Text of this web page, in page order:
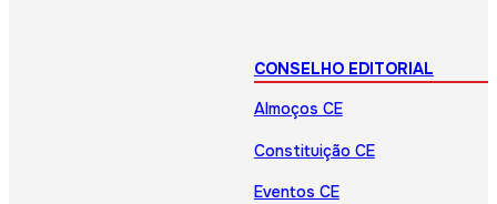
CONSELHO EDITORIAL
Almoços CE
Constituição CE
Eventos CE